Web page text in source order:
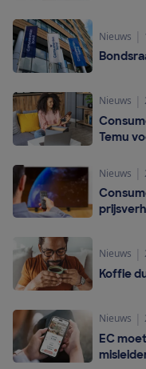
Nieuws
Nieuws
Temu
Nieuws
Nieuws
Koffie
Nieuws
EC